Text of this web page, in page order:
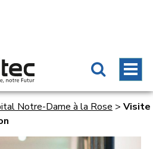
Notre-Dame à la Rose > Visite